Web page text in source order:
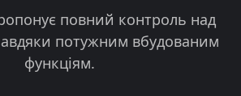
повний контроль над
потужним вбудованим
функціям.